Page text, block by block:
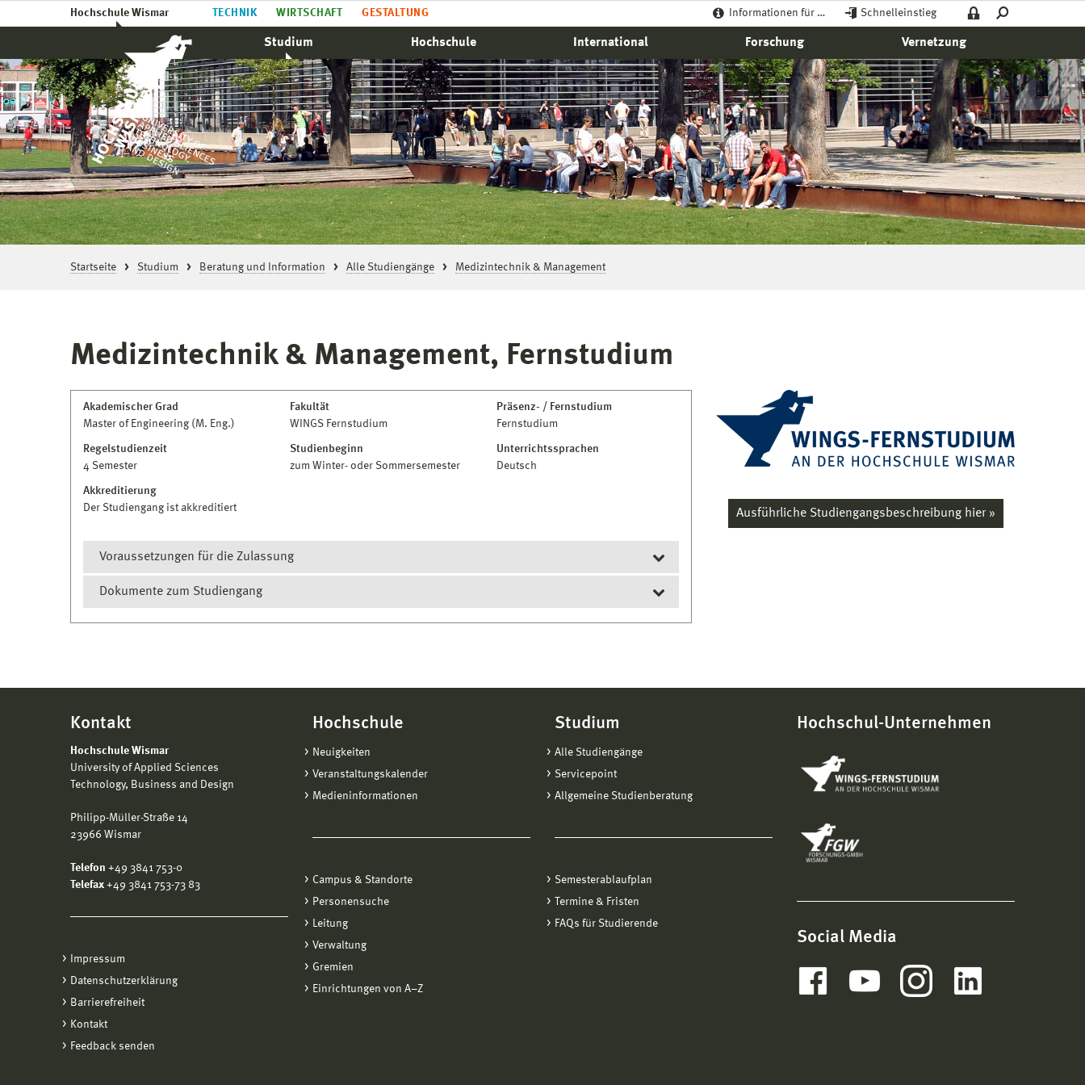
Hochschule Wismar TECHNIK WIRTSCHAFT GESTALTUNG Informationen für … Schnelleinstieg
Studium Hochschule International Forschung Vernetzung
Startseite Studium Beratung und Information Alle Studiengänge Medizintechnik & Management
Medizintechnik & Management, Fernstudium
Akademischer Grad
Master of Engineering (M. Eng.)
Fakultät
WINGS Fernstudium
Präsenz- / Fernstudium
Fernstudium
Regelstudienzeit
4 Semester
Studienbeginn
zum Winter- oder Sommersemester
Unterrichtssprachen
Deutsch
Akkreditierung
Der Studiengang ist akkreditiert
Voraussetzungen für die Zulassung
naturwissenschaftlichen Studiengang, der an einer nationalen oder internationalen Hochschule
Zugangsvoraussetzungen zusätzliche einschlägige Berufspraxis von 1/2 Jahr (in Vollzeit) oder 1 Jahr
Dokumente zum Studiengang
Modulhandbuch
Ausführliche Studiengangsbeschreibung hier »
Kontakt
Hochschule Wismar
University of Applied Sciences
Technology, Business and Design
Philipp-Müller-Straße 14
23966 Wismar
Telefon +49 3841 753-0
Telefax +49 3841 753-73 83
Impressum
Datenschutzerklärung
Barrierefreiheit
Kontakt
Feedback senden
Hochschule
Neuigkeiten
Veranstaltungskalender
Medieninformationen
Campus & Standorte
Personensuche
Leitung
Verwaltung
Gremien
Einrichtungen von A−Z
Studium
Alle Studiengänge
Servicepoint
Allgemeine Studienberatung
Semesterablaufplan
Termine & Fristen
FAQs für Studierende
Hochschul-Unternehmen
Social Media